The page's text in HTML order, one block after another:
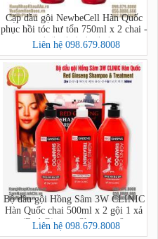
Cặp dầu gội NewbeCell Hàn Quốc
phục hồi tóc hư tổn 750ml x 2 chai -
비셀 데미지 케어
Liên hệ 098.679.8008
Bộ dầu gội Hồng Sâm 3W CLINIC
Hàn Quốc chai 500ml x 2 gội 1 xả
(Red Ginseng Shampoo &
Treatment)
Liên hệ 098.679.8008